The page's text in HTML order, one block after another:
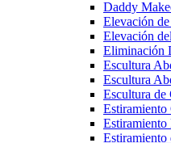
Daddy
Elevación
Elevación
Eliminación
Escultura
Escultura
Escultura de
Estiramiento